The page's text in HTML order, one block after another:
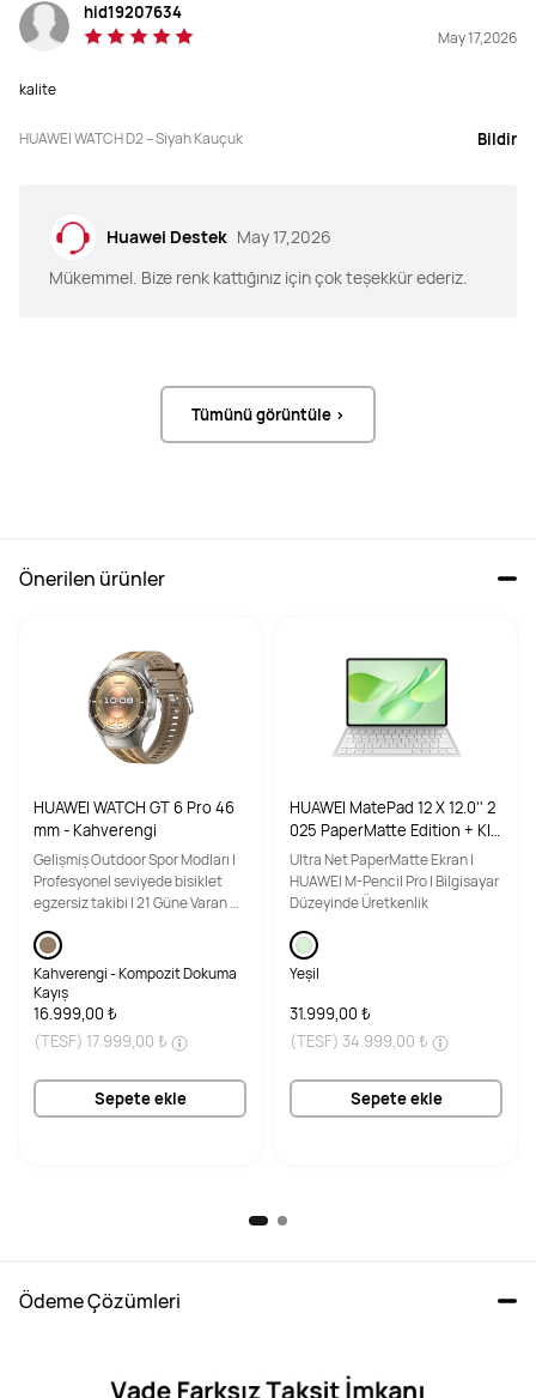
hid19207634
May 17,2026
kalite
HUAWEI WATCH D2 – Siyah Kauçuk Bildir
Huawei Destek May 17,2026
Mükemmel. Bize renk kattığınız için çok teşekkür ederiz.
Tümünü görüntüle >
Önerilen ürünler
HUAWEI WATCH GT 6 Pro 46
mm - Kahverengi
Gelişmiş Outdoor Spor Modları |
Profesyonel seviyede bisiklet
egzersiz takibi | 21 Güne Varan Pil
Kahverengi - Kompozit Dokuma
Kayış
16.999,00 ₺
(TESF) 17.999,00 ₺
Sepete ekle
HUAWEI MatePad 12 X 12.0'' 2
025 PaperMatte Edition + Kla
vye + Kalem - 12+256GB - Yeş
il
Ultra Net PaperMatte Ekran |
HUAWEI M-Pencil Pro | Bilgisayar
Düzeyinde Üretkenlik
Yeşil
31.999,00 ₺
(TESF) 34.999,00 ₺
Sepete ekle
Ödeme Çözümleri